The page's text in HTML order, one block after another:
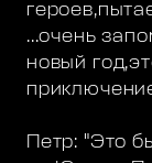
...очень
новый
Петр: "Это